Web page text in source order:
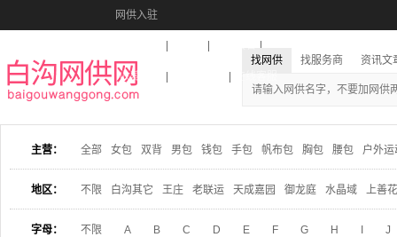
网供入驻
收藏本站
找网供 找服务商 资讯文
主营： 全部 女包 双背 男包 钱包 手包 帆布包 胸包 腰包 户外运
地区： 不限 白沟其它 王庄 老联运 天成嘉园 御龙庭 水晶域 上善
字母： 不限 A B C D E F G H J